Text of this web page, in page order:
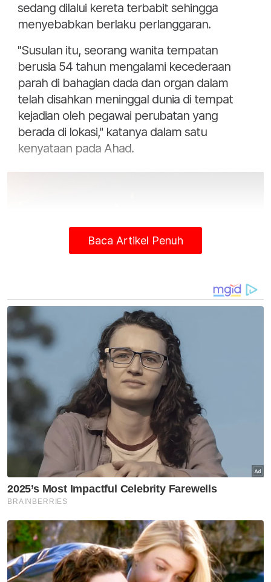
sedang dilalui kereta terbabit sehingga
menyebabkan berlaku perlanggaran.
"Susulan itu, seorang wanita tempatan
berusia 54 tahun mengalami kecederaan
parah di bahagian dada dan organ dalam
telah disahkan meninggal dunia di tempat
kejadian oleh pegawai perubatan yang
berada di lokasi," katanya dalam satu
kenyataan pada Ahad.
Keadaan MPV yang terlibat dalam kemalangan berkenaan. Foto:
IPD Batu Pahat
Shahrulanuar Mushaddat berkata, tiga
penumpang lain dalam kereta terbabit iaitu
wanita berusia 21 tahun cedera di dada serta
lutut kiri manakala seorang wanita 51 tahun
cedera di leher dan seorang lelaki 59 tahun
pula cedera di bahagian tangan.
Bagi MPV yang dianiki enam penumpang
selamat iaitu seorang remaja lelaki 17 tahun,
seorang budak perempuan 12 tahun serta
seorang lelaki dan wanita berusia 47 tahun.
Baca Artikel Penuh